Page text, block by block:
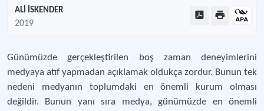
ALİ İSKENDER
2019
Günümüzde gerçekleştirilen boş zaman deneyimlerini
medyaya atıf yapmadan açıklamak oldukça zordur. Bunun tek
nedeni medyanın toplumdaki en önemli kurum olması
değildir. Bunun yanı sıra medya, günümüzde en önemli